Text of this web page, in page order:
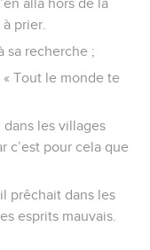
alla hors de la
prier.
sa recherche ;
Tout le monde te
dans les villages
c’est pour cela que
prêchait dans les
esprits mauvais.